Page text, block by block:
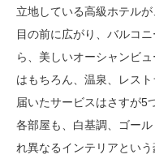
立地している高級ホテル
目の前に広がり、バルコ
ら、美しいオーシャンビ
はもちろん、温泉、レス
届いたサービスはさすが5
各部屋も、白基調、ゴー
れ異なるインテリアとい